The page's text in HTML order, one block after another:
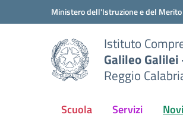
Vai ai contenuti
Vai al menu di navigazioneMinistero dell'Istruzione e del Merito
Istituto
Galileo Galilei
Reggio
Scuola Servizi